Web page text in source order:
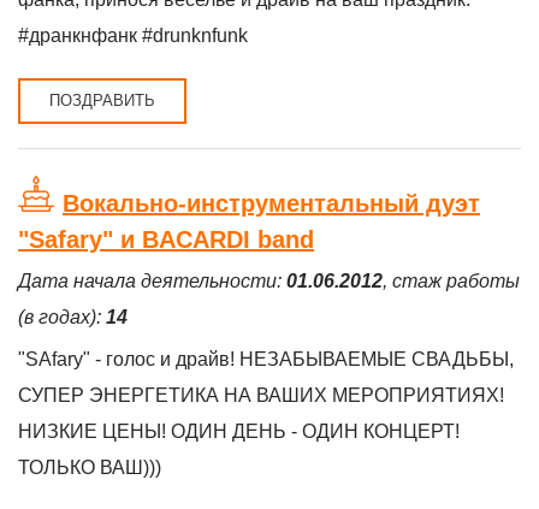
#дранкнфанк #drunknfunk
ПОЗДРАВИТЬ
Вокально-инструментальный дуэт
"Safary" и BACARDI band
Дата начала деятельности: 01.06.2012, стаж работы
(в годах): 14
"SAfary" - голос и драйв! НЕЗАБЫВАЕМЫЕ СВАДЬБЫ,
СУПЕР ЭНЕРГЕТИКА НА ВАШИХ МЕРОПРИЯТИЯХ!
НИЗКИЕ ЦЕНЫ! ОДИН ДЕНЬ - ОДИН КОНЦЕРТ!
ТОЛЬКО ВАШ)))